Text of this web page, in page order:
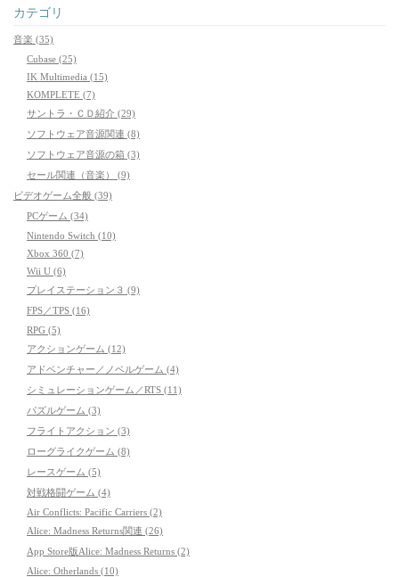
カテゴリ
音楽 (35)
Cubase (25)
IK Multimedia (15)
KOMPLETE (7)
サントラ・ＣＤ紹介 (29)
ソフトウェア音源関連 (8)
ソフトウェア音源の箱 (3)
セール関連（音楽） (9)
ビデオゲーム全般 (39)
PCゲーム (34)
Nintendo Switch (10)
Xbox 360 (7)
Wii U (6)
プレイステーション３ (9)
FPS／TPS (16)
RPG (5)
アクションゲーム (12)
アドベンチャー／ノベルゲーム (4)
シミュレーションゲーム／RTS (11)
パズルゲーム (3)
フライトアクション (3)
ローグライクゲーム (8)
レースゲーム (5)
対戦格闘ゲーム (4)
Air Conflicts: Pacific Carriers (2)
Alice: Madness Returns関連 (26)
App Store版Alice: Madness Returns (2)
Alice: Otherlands (10)